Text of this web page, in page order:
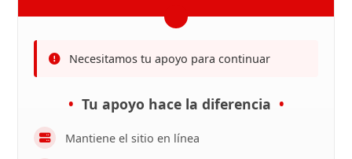
Necesitamos tu apoyo para continuar
Tu apoyo hace la diferencia
Mantiene el sitio en línea